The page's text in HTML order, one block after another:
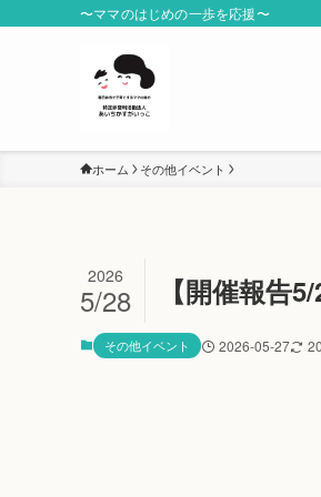
〜ママのはじめの一歩を応援〜
ホーム その他イベント
【開催報告
2026
5/28
その他イベント 2026-05-27